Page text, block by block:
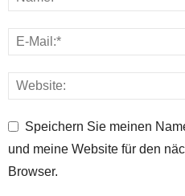
Speichern Sie meinen
und meine Website für den
Browser.